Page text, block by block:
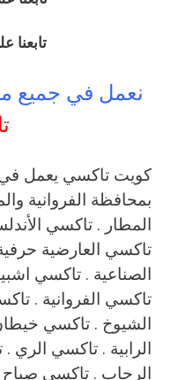
تابعنا
نعمل في جميع
كويت تاكسي يعمل
المطار . تاكسي
تاكسي العارضية
الصناعية . تاكسي
تاكسي الفروانية .
الشيوخ . تاكسي
الرابية . تاكسي
الرحاب . تاكسي صباح